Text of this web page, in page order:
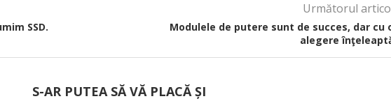
SSD.
Următorul
Modulele de putere sunt de succes, dar cu
alegere
S-AR PUTEA SĂ VĂ PLACĂ ȘI